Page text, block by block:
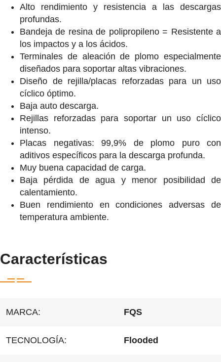
Alto rendimiento y resistencia a las descargas
profundas.
Bandeja de resina de polipropileno = Resistente a
los impactos y a los ácidos.
Terminales de aleación de plomo especialmente
diseñados para soportar altas vibraciones.
Diseño de rejilla/placas reforzadas para un uso
cíclico óptimo.
Baja auto descarga.
Rejillas reforzadas para soportar un uso cíclico
intenso.
Placas negativas: 99,9% de plomo puro con
aditivos específicos para la descarga profunda.
Muy buena capacidad de carga.
Baja pérdida de agua y menor posibilidad de
calentamiento.
Buen rendimiento en condiciones adversas de
temperatura ambiente.
Características
MARCA: FQS
TECNOLOGÍA: Flooded